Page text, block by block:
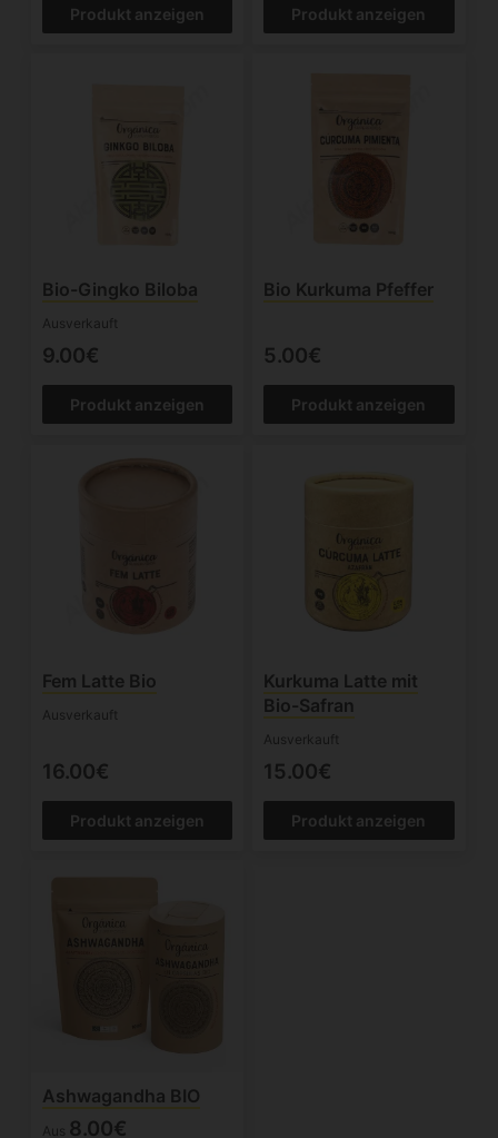
Produkt anzeigen Produkt anzeigen
Bio-Gingko Biloba
Ausverkauft
9.00€
Produkt anzeigen
Bio Kurkuma Pfeffer
5.00€
Produkt anzeigen
Fem Latte Bio
Ausverkauft
16.00€
Produkt anzeigen
Kurkuma Latte mit
Bio-Safran
Ausverkauft
15.00€
Produkt anzeigen
Ashwagandha BIO
Aus 8.00€